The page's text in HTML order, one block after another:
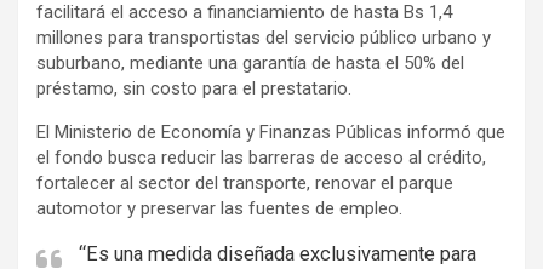
facilitará el acceso a financiamiento de hasta Bs 1,4
millones para transportistas del servicio público urbano y
suburbano, mediante una garantía de hasta el 50% del
préstamo, sin costo para el prestatario.
El Ministerio de Economía y Finanzas Públicas informó que
el fondo busca reducir las barreras de acceso al crédito,
fortalecer al sector del transporte, renovar el parque
automotor y preservar las fuentes de empleo.
“Es una medida diseñada exclusivamente para